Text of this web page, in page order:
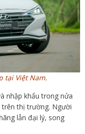
tại Việt Nam.
nhập khẩu trong nửa
trên thị trường. Người
lẫn đại lý, song